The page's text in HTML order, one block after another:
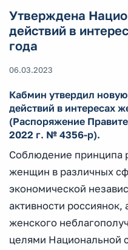
Утверждена
действий в
года
06.03.2023
Кабмин утвердил
действий в интересах
(Распоряжение
2022 г. № 4356-р).
Соблюдение принципа
женщин в различных
экономической
активности
женского
целями Национальной